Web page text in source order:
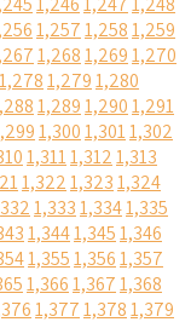
1,2571,2581,259
1,2681,2691,270
1,2781,2791,280
1,2891,2901,291
1,3001,3011,302
1,3111,3121,313
1,3221,3231,324
1,3331,3341,335
1,3441,3451,346
1,3551,3561,357
1,3661,3671,368
1,3771,3781,379